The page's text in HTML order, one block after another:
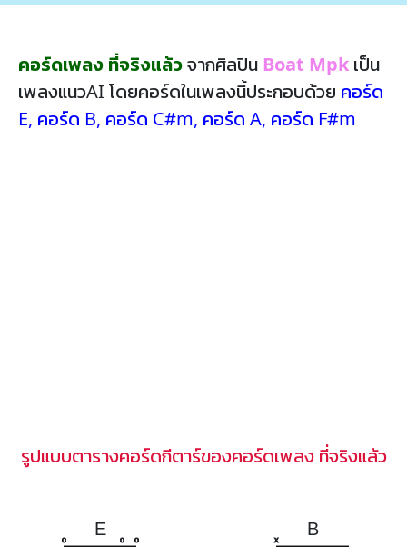
คอร์ดเพลง ที่จริงแล้วจากศิลปิน Boat Mpk เป็น
เพลงแนวAI โดยคอร์ดในเพลงนี้ประกอบด้วย คอร์ด
E, คอร์ด B, คอร์ด C#m, คอร์ด A, คอร์ด F#m
รูปแบบตารางคอร์ดกีตาร์ของคอร์ดเพลง ที่จริงแล้ว
E
o o o
B
x